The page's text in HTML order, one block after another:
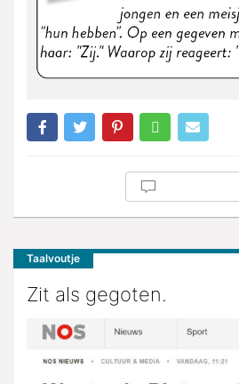
Taalvoutje
Zit als gegoten.